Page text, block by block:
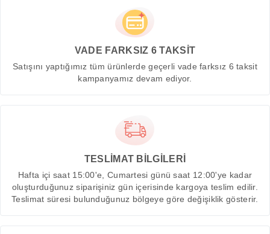
VADE FARKSIZ 6 TAKSİT
Satışını yaptığımız tüm ürünlerde geçerli vade farksız 6 taksit
kampanyamız devam ediyor.
TESLİMAT BİLGİLERİ
Hafta içi saat 15:00'e, Cumartesi günü saat 12:00'ye kadar
oluşturduğunuz siparişiniz gün içerisinde kargoya teslim edilir.
Teslimat süresi bulunduğunuz bölgeye göre değişiklik gösterir.